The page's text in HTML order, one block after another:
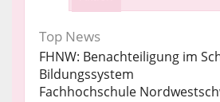
Top News
FHNW: Benachteiligung im
Bildungssystem
Fachhochschule